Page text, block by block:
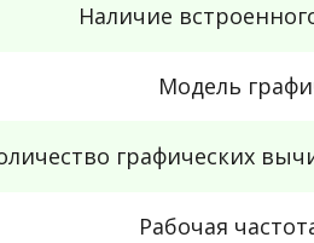
Наличие
Модель
графических
Рабочая